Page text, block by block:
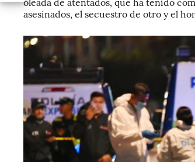
asesinados, el secuestro de otro y el